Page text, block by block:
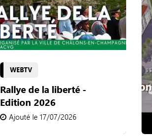
WEBTV
Rallye de la liberté -
Edition 2026
Ajouté le 17/07/2026